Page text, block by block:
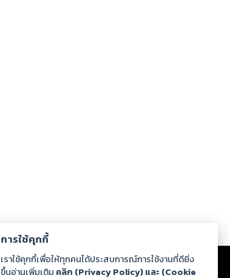
ร่วมงานกับเรา ดาวน์โหลด
การใช้คุกกี้
เราใช้คุกกี้เพื่อให้ทุกคนได้ประสบการณ์การใช้งานที่ดียิ่ง
ขึ้นอ่านเพิ่มเติม คลิก (Privacy Policy) และ (Cookie